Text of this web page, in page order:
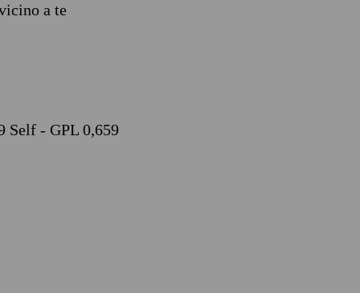
a te
Self - GPL 0,659